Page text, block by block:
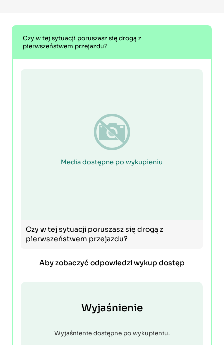
Czy w tej sytuacji poruszasz się drogą z
pierwszeństwem przejazdu?
Media dostępne po wykupieniu
Czy w tej sytuacji poruszasz się drogą z
pierwszeństwem przejazdu?
Aby zobaczyć odpowiedzi wykup dostęp
Wyjaśnienie
Wyjaśnienie dostępne po wykupieniu.